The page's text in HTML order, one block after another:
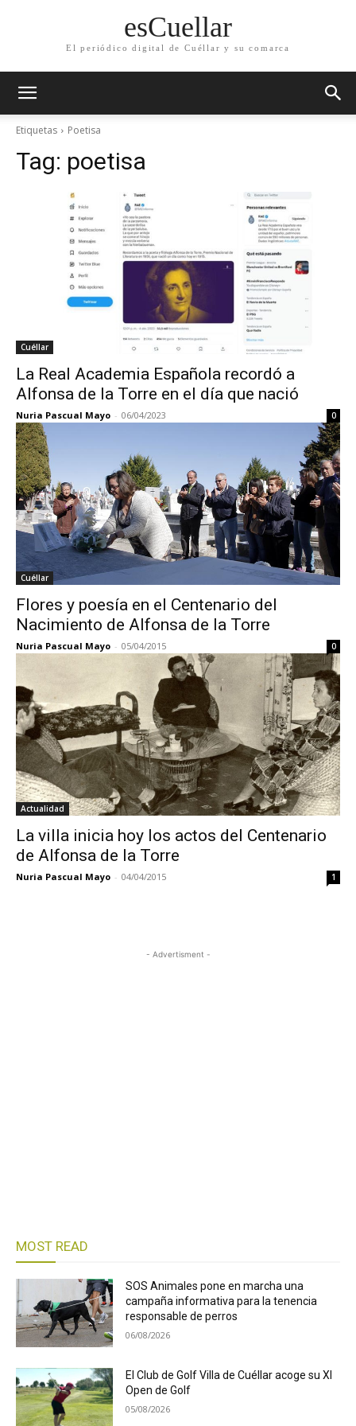
esCuellar
El periódico digital de Cuéllar y su comarca
Etiquetas Poetisa
Tag: poetisa
Cuéllar
La Real Academia Española recordó a
Alfonsa de la Torre en el día que nació
Nuria Pascual Mayo - 06/04/2023 0
Cuéllar
Flores y poesía en el Centenario del
Nacimiento de Alfonsa de la Torre
Nuria Pascual Mayo - 05/04/2015 0
Actualidad
La villa inicia hoy los actos del Centenario
de Alfonsa de la Torre
Nuria Pascual Mayo - 04/04/2015 1
- Advertisment -
MOST READ
SOS Animales pone en marcha una
campaña informativa para la tenencia
responsable de perros
06/08/2026
El Club de Golf Villa de Cuéllar acoge su XI
Open de Golf
05/08/2026